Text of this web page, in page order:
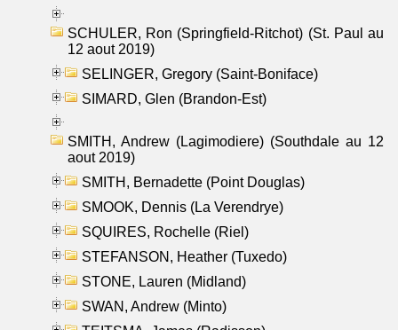
SCHULER, Ron (Springfield-Ritchot) (St. Paul au
12 aout 2019)
SELINGER, Gregory (Saint-Boniface)
SIMARD, Glen (Brandon-Est)
SMITH, Andrew (Lagimodiere) (Southdale au 12
aout 2019)
SMITH, Bernadette (Point Douglas)
SMOOK, Dennis (La Verendrye)
SQUIRES, Rochelle (Riel)
STEFANSON, Heather (Tuxedo)
STONE, Lauren (Midland)
SWAN, Andrew (Minto)